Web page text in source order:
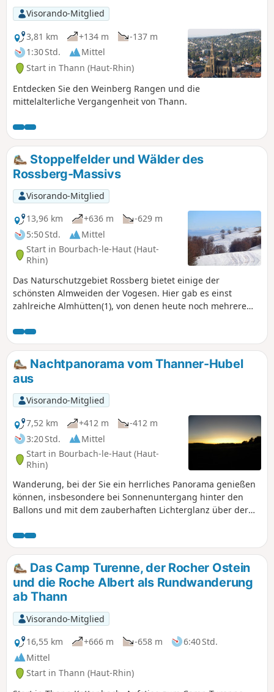
Visorando-Mitglied
3,81 km
+134 m
-137 m
1:30 Std.
Mittel
Start in Thann (Haut-Rhin)
Entdecken Sie den Weinberg Rangen und die
mittelalterliche Vergangenheit von Thann.
Stoppelfelder und Wälder des
Rossberg-Massivs
Visorando-Mitglied
13,96 km
+636 m
-629 m
5:50 Std.
Mittel
Start in Bourbach-le-Haut (Haut-
Rhin)
Das Naturschutzgebiet Rossberg bietet einige der
schönsten Almweiden der Vogesen. Hier gab es einst
zahlreiche Almhütten(1), von denen heute noch mehrere
Blick auf die benachbarten Täler, den Süden der
elsässischen Ebene, den Jura, den Schwarzwald und die
Alpen Wanderer begeistern.
Nachtpanorama vom Thanner-Hubel
aus
Visorando-Mitglied
7,52 km
+412 m
-412 m
3:20 Std.
Mittel
Start in Bourbach-le-Haut (Haut-
Rhin)
Wanderung, bei der Sie ein herrliches Panorama genießen
können, insbesondere bei Sonnenuntergang hinter den
Ballons und mit dem zauberhaften Lichterglanz über der
der offiziellen Sonnenuntergangszeit ein. Achtung, die
Rückwanderung findet bei Nacht statt, daher sollten Sie
Stirnlampen mitnehmen.
Das Camp Turenne, der Rocher Ostein
und die Roche Albert als Rundwanderung
ab Thann
Visorando-Mitglied
16,55 km
+666 m -658 m
6:40 Std.
Mittel
Start in Thann (Haut-Rhin)